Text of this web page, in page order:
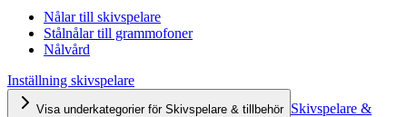
Nålar till skivspelare
Stålnålar till grammofoner
Nålvård
Inställning skivspelare
Visa underkategorier för Skivspelare & tillbehör Skivspelare &